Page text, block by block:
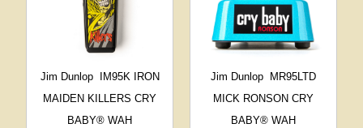
Jim Dunlop
IM95K IRON
MAIDEN KILLERS CRY
BABY® WAH
Jim Dunlop
MR95LTD
MICK RONSON CRY
BABY® WAH